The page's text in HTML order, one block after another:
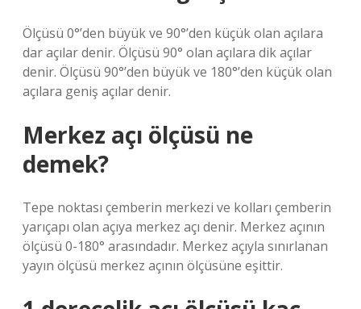
Ölçüsü 0°’den büyük ve 90°’den küçük olan açılara
dar açılar denir. Ölçüsü 90° olan açılara dik açılar
denir. Ölçüsü 90°’den büyük ve 180°’den küçük olan
açılara geniş açılar denir.
Merkez açı ölçüsü ne
demek?
Tepe noktası çemberin merkezi ve kolları çemberin
yarıçapı olan açıya merkez açı denir. Merkez açının
ölçüsü 0-180° arasındadır. Merkez açıyla sınırlanan
yayın ölçüsü merkez açının ölçüsüne eşittir.